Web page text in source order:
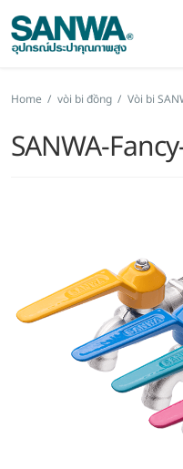
Home / vòi bi đồng / Vòi bi
SANWA-